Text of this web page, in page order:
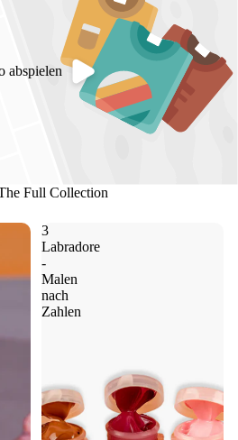
abspielen
Full Collection
3
Labradore
-
Malen
nach
Zahlen